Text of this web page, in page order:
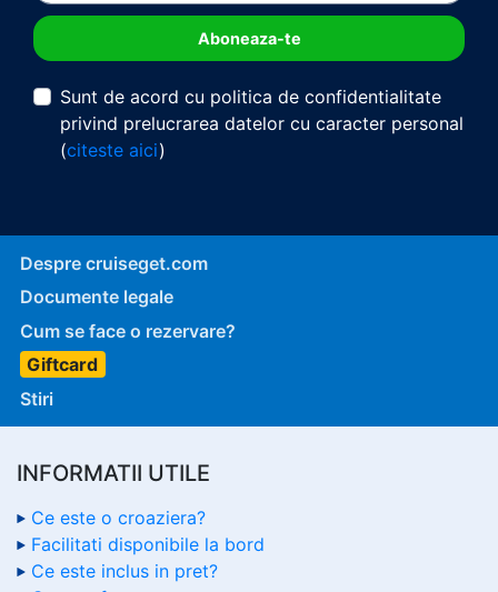
Sunt de acord cu politica de confidentialitate
privind prelucrarea datelor cu caracter personal
(citeste aici)
Despre cruiseget.com
Documente legale
Cum se face o rezervare?
Giftcard
Stiri
INFORMATII UTILE
Ce este o croaziera?
Facilitati disponibile la bord
Ce este inclus in pret?